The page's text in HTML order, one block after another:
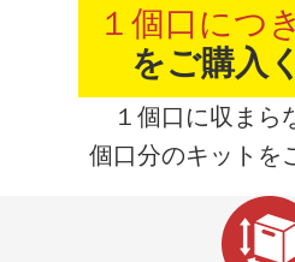
１個口につ
をご購入
１個口に収まら
個口分のキットを